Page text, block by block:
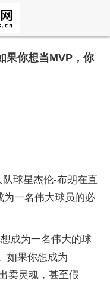
果你想当MVP，你
球星杰伦-布朗在直
为一名伟大球员的必
成为一名伟大的球
如果你想成为
卖灵魂，甚至假